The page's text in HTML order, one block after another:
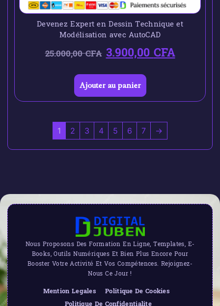
Devenez Expert en Dessin Technique et
Modélisation avec AutoCAD
25.000,00CFA 3.900,00CFA
Ajouter au panier
1 2 3 4 5 6 7 →
Nous Proposons Des Formation En Ligne, Templates, E-
Books, Outils Numériques Et Bien Plus Encore Pour
Booster Votre Activité Et Vos Compétences. Rejoignez-
Nous Ce Jour !
Mention Legales
Politique De Cookies